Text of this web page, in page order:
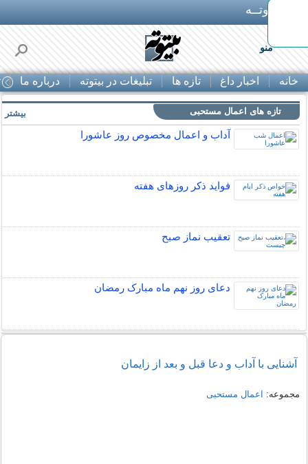
بـیتوتــه
منو
خانه اخبار داغ تازه ها تبلیغات در بیتوته درباره ما
تازه های اعمال مستحبی
آداب و اعمال مخصوص روز عاشورا
فواید ذکر روزهای هفته
تعقیب نماز صبح
دعای روز نهم ماه مبارک رمضان
بیشتر
آشنایی با آداب و دعا قبل و بعد از زایمان
مجموعه: اعمال مستحبی